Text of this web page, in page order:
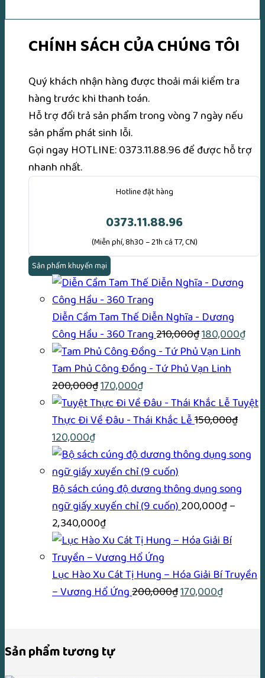
CHÍNH SÁCH CỦA CHÚNG TÔI
Quý khách nhận hàng được thoải mái kiểm tra
hàng trước khi thanh toán.
Hỗ trợ đổi trả sản phẩm trong vòng 7 ngày nếu
sản phẩm phát sinh lỗi.
Gọi ngay HOTLINE: 0373.11.88.96để được hỗ trợ
nhanh nhất.
Hotline đặt hàng
0373.11.88.96
(Miễn phí, 8h30 – 21h cả T7, CN)
Sản phẩm khuyến mại
Diễn Cầm Tam Thế Diễn Nghĩa - Dương
Công Hầu - 360 Trang210,000₫Giá
gốc
là:
180,000₫Giá
Tam Phủ Công Đồng - Tứ Phủ Vạn Linh
200,000₫Giá
gốc
là:
170,000₫Giá
hiện
tại
170,000₫.
Tuyệt
Thực Đi Về Đâu - Thái Khắc Lễ150,000₫
Giá
gốc
là:
150,000₫.
120,000₫Giá
hiện
tại
là:
120,000₫.
Bộ sách cúng độ dương thông dụng song
ngữ giấy xuyến chỉ (9 cuốn)200,000₫–
2,340,000₫Khoảng
giá:
từ
200,000₫
đến
Lục Hào Xu Cát Tị Hung – Hóa Giải Bí Truyền
– Vương Hổ Ứng200,000₫Giá
170,000₫Giá
Sản phẩm tương tự